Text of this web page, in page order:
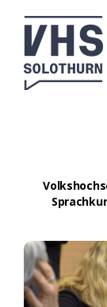
Inhalt
springen